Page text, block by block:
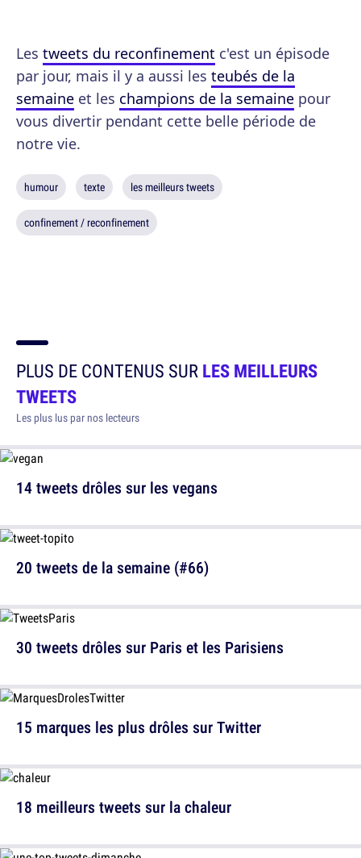
Les tweets du reconfinement c'est un épisode
par jour, mais il y a aussi les teubés de la
semaine et les champions de la semaine pour
vous divertir pendant cette belle période de
notre vie.
humour texte les meilleurs tweets
confinement / reconfinement
PLUS DE CONTENUS SURLES MEILLEURS
TWEETS
Les plus lus par nos lecteurs
14 tweets drôles sur les vegans
30 tweets drôles sur Paris et les Parisiens
18 meilleurs tweets sur la chaleur
20 tweets de la semaine (#66)
15 marques les plus drôles sur Twitter